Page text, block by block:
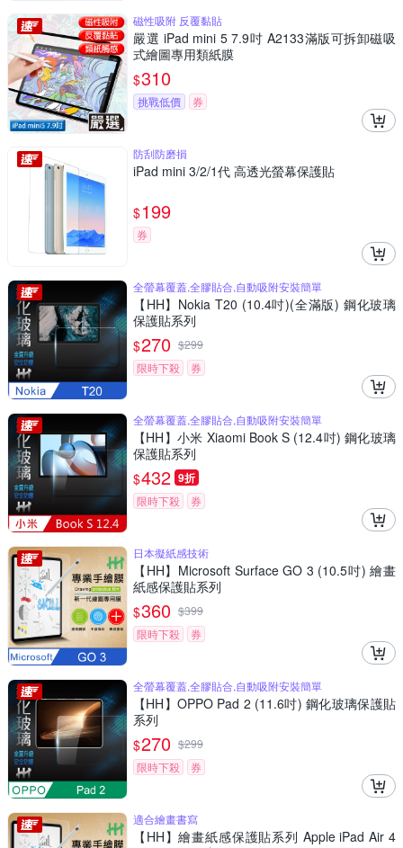
磁性吸附 反覆黏貼
嚴選 iPad mini 5 7.9吋 A2133滿版可拆卸磁吸
式繪圖專用類紙膜
$310
挑戰低價 券
防刮防磨損
iPad mini 3/2/1代 高透光螢幕保護貼
$199
券
全螢幕覆蓋,全膠貼合,自動吸附安裝簡單
【HH】Nokia T20 (10.4吋)(全滿版) 鋼化玻璃
保護貼系列
$270 $299
限時下殺
券
全螢幕覆蓋,全膠貼合,自動吸附安裝簡單
【HH】小米 Xiaomi Book S (12.4吋) 鋼化玻璃
保護貼系列
$432 9折
限時下殺 券
日本擬紙感技術
【HH】Microsoft Surface GO 3 (10.5吋) 繪畫
紙感保護貼系列
$360 $399
限時下殺
券
全螢幕覆蓋,全膠貼合,自動吸附安裝簡單
【HH】OPPO Pad 2 (11.6吋) 鋼化玻璃保護貼
系列
$270 $299
限時下殺
券
適合繪畫書寫
【HH】繪畫紙感保護貼系列 Apple iPad Air 4